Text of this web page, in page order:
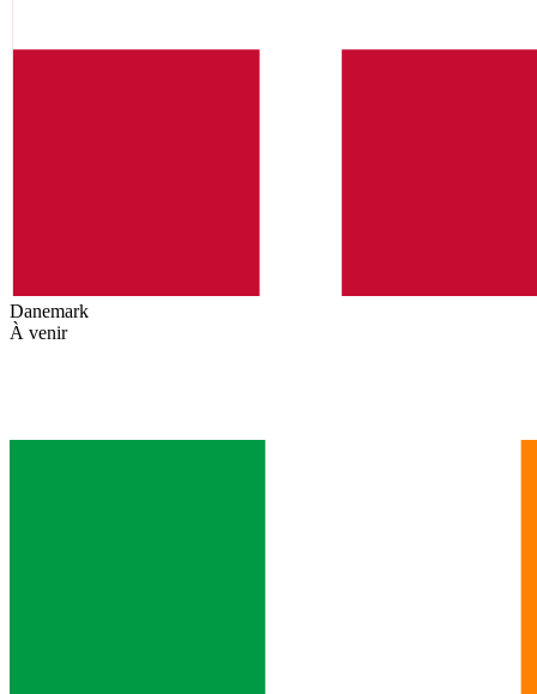
Danemark
À venir